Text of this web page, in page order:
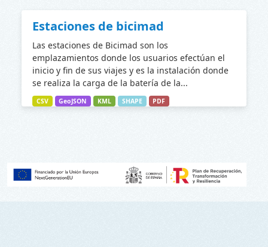
Estaciones de bicimad
Las estaciones de Bicimad son los
emplazamientos donde los usuarios efectúan el
inicio y fin de sus viajes y es la instalación donde
se realiza la carga de la batería de la...
CSV GeoJSON KML SHAPE PDF